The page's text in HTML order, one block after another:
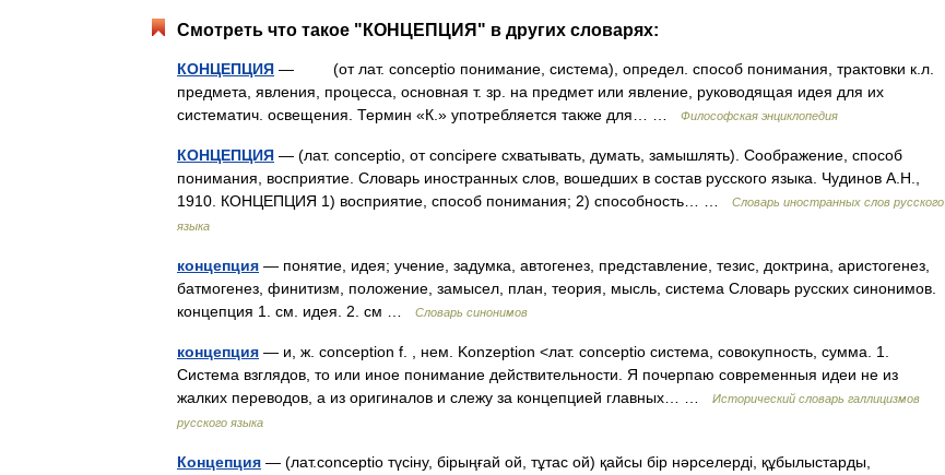
Смотреть что такое "КОНЦЕПЦИЯ" в других словарях:
КОНЦЕПЦИЯ — (от лат. conceptio понимание, система), определ. способ понимания, трактовки к.л.
предмета, явления, процесса, основная т. зр. на предмет или явление, руководящая идея для их
систематич. освещения. Термин «К.» употребляется также для… …
Философская энциклопедия
КОНЦЕПЦИЯ — (лат. conceptio, от concipere схватывать, думать, замышлять). Соображение, способ
понимания, восприятие. Словарь иностранных слов, вошедших в состав русского языка. Чудинов А.Н.,
1910. КОНЦЕПЦИЯ 1) восприятие, способ понимания; 2) способность… …
Словарь иностранных слов русского
языка
концепция — понятие, идея; учение, задумка, автогенез, представление, тезис, доктрина, аристогенез,
батмогенез, финитизм, положение, замысел, план, теория, мысль, система Словарь русских синонимов.
концепция 1. см. идея. 2. см …
Словарь синонимов
концепция — и, ж. conception f. , нем. Konzeption <лат. conceptio система, совокупность, сумма. 1.
Система взглядов, то или иное понимание действительности. Я почерпаю современныя идеи не из
жалких переводов, а из оригиналов и слежу за концепцией главных… …
Исторический словарь галлицизмов
русского языка
Концепция — (лат.conceptio түсіну, бірыңғай ой, тұтас ой) қайсы бір нәрселерді, құбылыстарды,